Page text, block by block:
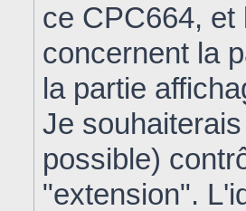
ce CPC664, et
concernent la
la partie
Je
possible)
"extension".